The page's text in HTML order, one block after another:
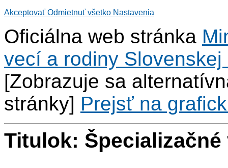
Akceptovať Odmietnuť všetko Nastavenia
Oficiálna web stránka
vecí a rodiny Slovenskej
[Zobrazuje sa
stránky] Prejsť na
Titulok: